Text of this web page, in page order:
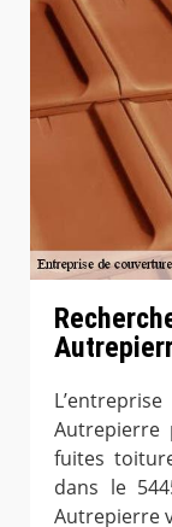
Autrepierre
fuites
dans le
Autrepierre